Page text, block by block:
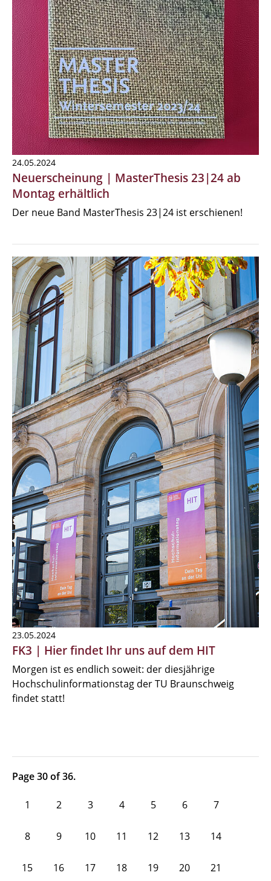
24.05.2024
Neuerscheinung | MasterThesis 23|24 ab
Montag erhältlich
Der neue Band MasterThesis 23|24 ist erschienen!
23.05.2024
FK3 | Hier findet Ihr uns auf dem HIT
Morgen ist es endlich soweit: der diesjährige
Hochschulinformationstag der TU Braunschweig
findet statt!
Page 30 of 36.
1 2 3 4 5 6 7
8 9 10 11 12 13 14
15 16 17 18 19 20 21